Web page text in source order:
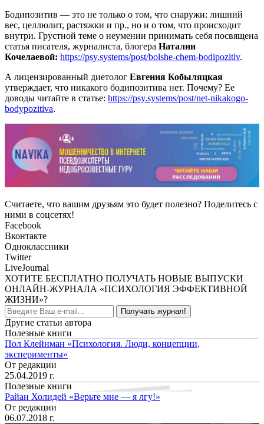
Бодипозитив — это не только о том, что снаружи: лишний
вес, целлюлит, растяжки и пр., но и о том, что происходит
внутри. Грустной теме о неумении принимать себя посвящена
статья писателя, журналиста, блогера Наталии
Кочелаевой: https://psy.systems/post/bolshe-chem-bodipozitiv.
А лицензированный диетолог Евгения Кобыляцкая
утверждает, что никакого бодипозитива нет. Почему? Ее
доводы читайте в статье: https://psy.systems/post/net-nikakogo-
bodypozitiva.
Считаете, что вашим друзьям это будет полезно? Поделитесь с
ними в соцсетях!
Facebook
Вконтакте
Одноклассники
Twitter
LiveJournal
ХОТИТЕ БЕСПЛАТНО ПОЛУЧАТЬ НОВЫЕ ВЫПУСКИ
ОНЛАЙН-ЖУРНАЛА «ПСИХОЛОГИЯ ЭФФЕКТИВНОЙ
ЖИЗНИ»?
Получать журнал!
Другие статьи автора
Полезные книги
Пол Клейнман «Психология. Люди, концепции,
эксперименты»
От редакции
25.04.2019 г.
Полезные книги
Райан Холидей «Верьте мне — я лгу!»
От редакции
06.07.2018 г.